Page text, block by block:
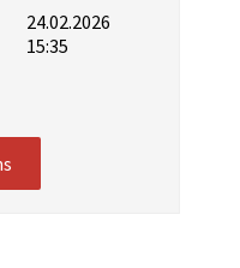
24.02.2026
15:35